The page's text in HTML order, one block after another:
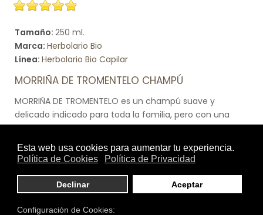
Tamaño: 250 ml.
Marca: Herbolario Bio
Línea: Herbolario Bio Capilar
MORRIÑA DE TROMENTELO CHAMPÚ
MORRIÑA DE TROMENTELO es un champú suave y
delicado indicado para toda la familia, pero con una
eficacia limpiadora y detoxificante que te dejará con la
boca abierta.Formulado con un 99% de ingredientes
naturales, muchos de ellos provenientes de
perfecto para la higiene diaria de grandes y pequeños.